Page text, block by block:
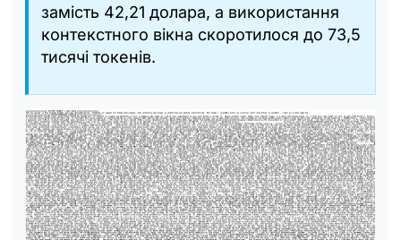
замість 42,21 долара, а використання
контекстного вікна скоротилося до 73,5
тисячі токенів.